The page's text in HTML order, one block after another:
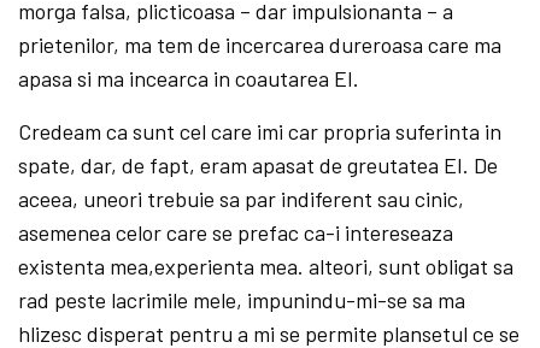
morga falsa, plicticoasa – dar impulsionanta – a
prietenilor, ma tem de incercarea dureroasa care ma
apasa si ma incearca in coautarea EI.
Credeam ca sunt cel care imi car propria suferinta in
spate, dar, de fapt, eram apasat de greutatea EI. De
aceea, uneori trebuie sa par indiferent sau cinic,
asemenea celor care se prefac ca-i intereseaza
existenta mea,experienta mea. alteori, sunt obligat sa
rad peste lacrimile mele, impunindu-mi-se sa ma
hlizesc disperat pentru a mi se permite plansetul ce se